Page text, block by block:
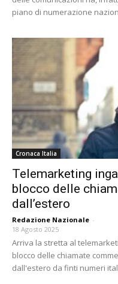
piano di numerazione
Cronaca Italia
Telemarketing
blocco delle
dall’estero
Redazione Nazionale -
18 Agosto 2025
Arriva la stretta al
blocco delle chiamate
dall'estero da finti numeri